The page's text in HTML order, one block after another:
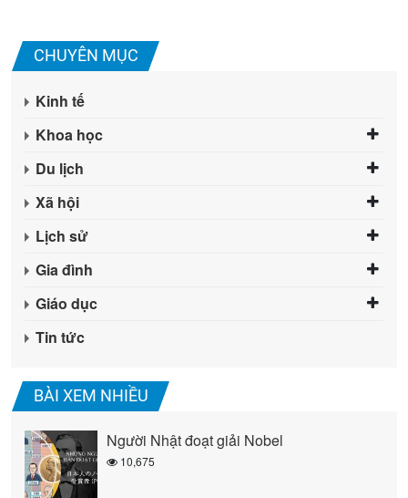
CHUYÊN MỤC
Kinh tế
Khoa học
Du lịch
Xã hội
Lịch sử
Gia đình
Giáo dục
Tin tức
BÀI XEM NHIỀU
Người Nhật đoạt giải Nobel
10,675